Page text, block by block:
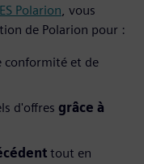
Polarion, vous
de Polarion pour :
conformité et de
d'offres grâce à
tout en